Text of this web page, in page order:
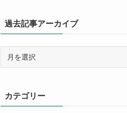
過去記事アーカイブ
ア
ー
カテゴリー